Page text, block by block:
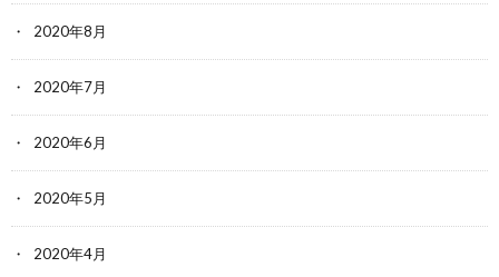
2020年8月
2020年7月
2020年6月
2020年5月
2020年4月